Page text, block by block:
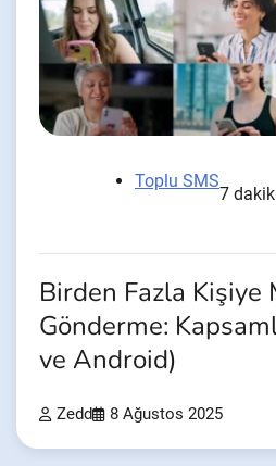
Toplu SMS
7
Birden Fazla Kişiye
Gönderme:
ve Android)
Zedd 8 Ağustos 2025